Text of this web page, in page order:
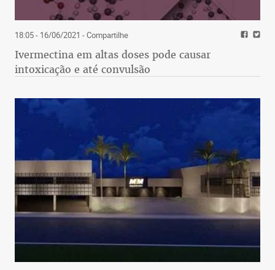
18:05 - 16/06/2021 - Compartilhe
Ivermectina em altas doses pode causar
intoxicação e até convulsão